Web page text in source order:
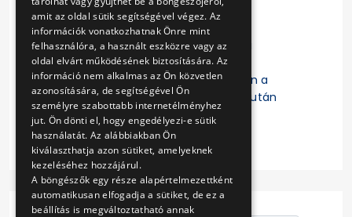
szerzodestar/hu/szerzodesLista
A „Kulcsszavak” mezőbe a Budapesti
Közlekedési Zártkörűen Működő
Részvénytársaság beírását követően a
keresett szerződésre való kattintás után
érhetők el a részletes adatok.
amit az oldal sütik segítségével végez. Az
információk vonatkozhatnak Önre mint
felhasználóra, a használt eszközre vagy az
oldal elvárt működésének biztosítására. Az
információ nem alkalmas az Ön közvetlen
azonosítására, de segítségével Ön
személyre szabottabb internetélményhez
jut. Ön dönti el, hogy engedélyezi-e sütik
használatát. Az alábbiakban Ön
kiválaszthatja azon sütiket, amelyeknek
kezeléséhez hozzájárul.
A böngészők egy része alapértelmezettként
automatikusan elfogadja a sütiket, de ez a
beállítás is megváltoztatható annak